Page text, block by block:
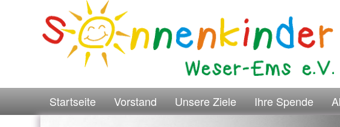
Startseite Vorstand Unsere Ziele Ihre Spende